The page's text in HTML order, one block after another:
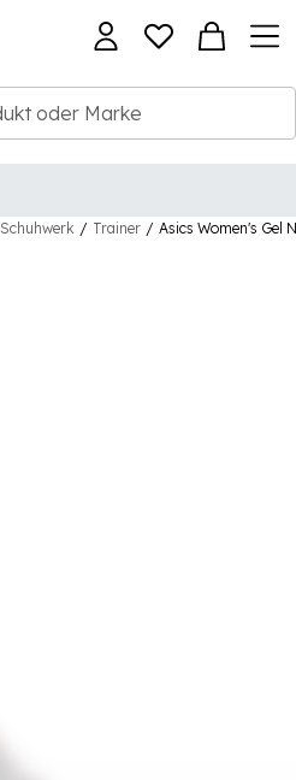
Schuhwerk / Trainer / Asics Women's Gel